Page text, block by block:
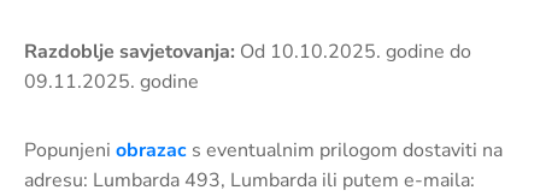
Razdoblje savjetovanja: Od 10.10.2025. godine do
09.11.2025. godine
Popunjeni obrazac s eventualnim prilogom dostaviti na
adresu: Lumbarda 493, Lumbarda ili putem e-maila: